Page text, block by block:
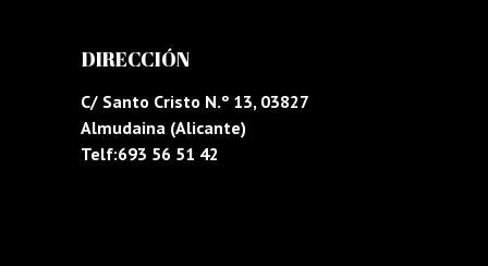
DIRECCIÓN
C/ Santo Cristo N.º 13, 03827
Almudaina (Alicante)
Telf:693 56 51 42